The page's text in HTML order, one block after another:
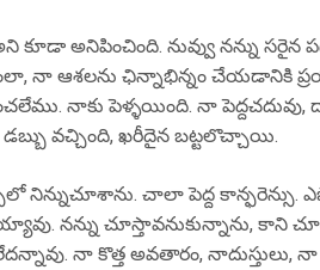
కూడా అనిపించింది. నువ్వు నన్ను సరైన
నా ఆశలను ఛిన్నాభిన్నం చేయడానికి
నాకు పెళ్ళయింది. నా
డబ్బు వచ్చింది, ఖరీదైన బట్టలొచ్చాయి.
నిన్నుచూశాను. చాలా పెద్ద కాన్ఫరెన్సు.
నన్ను చూస్తావనుకున్నాను, కాని
నా కొత్త అవతారం, నాదుస్తులు,